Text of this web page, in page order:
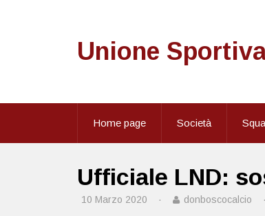
Unione
Home page Società
Ufficiale LND:
10 Marzo 2020 · donboscocalcio